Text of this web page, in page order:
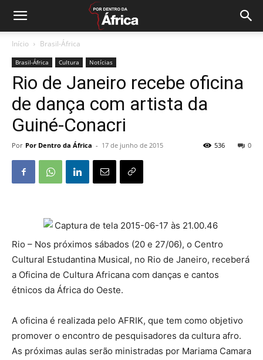
Início Brasil-África
Brasil-África Cultura Notícias
Rio de Janeiro recebe oficina
de dança com artista da
Guiné-Conacri
Por Por Dentro da África - 17 de junho de 2015 0
536
Rio – Nos próximos sábados (20 e 27/06), o Centro
Cultural Estudantina Musical, no Rio de Janeiro, receberá
a Oficina de Cultura Africana com danças e cantos
étnicos da África do Oeste.
A oficina é realizada pelo AFRIK, que tem como objetivo
promover o encontro de pesquisadores da cultura afro.
As próximas aulas serão ministradas por Mariama Camara